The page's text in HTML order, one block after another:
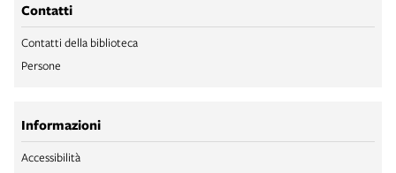
Contatti
Contatti della biblioteca
Persone
Informazioni
Accessibilità